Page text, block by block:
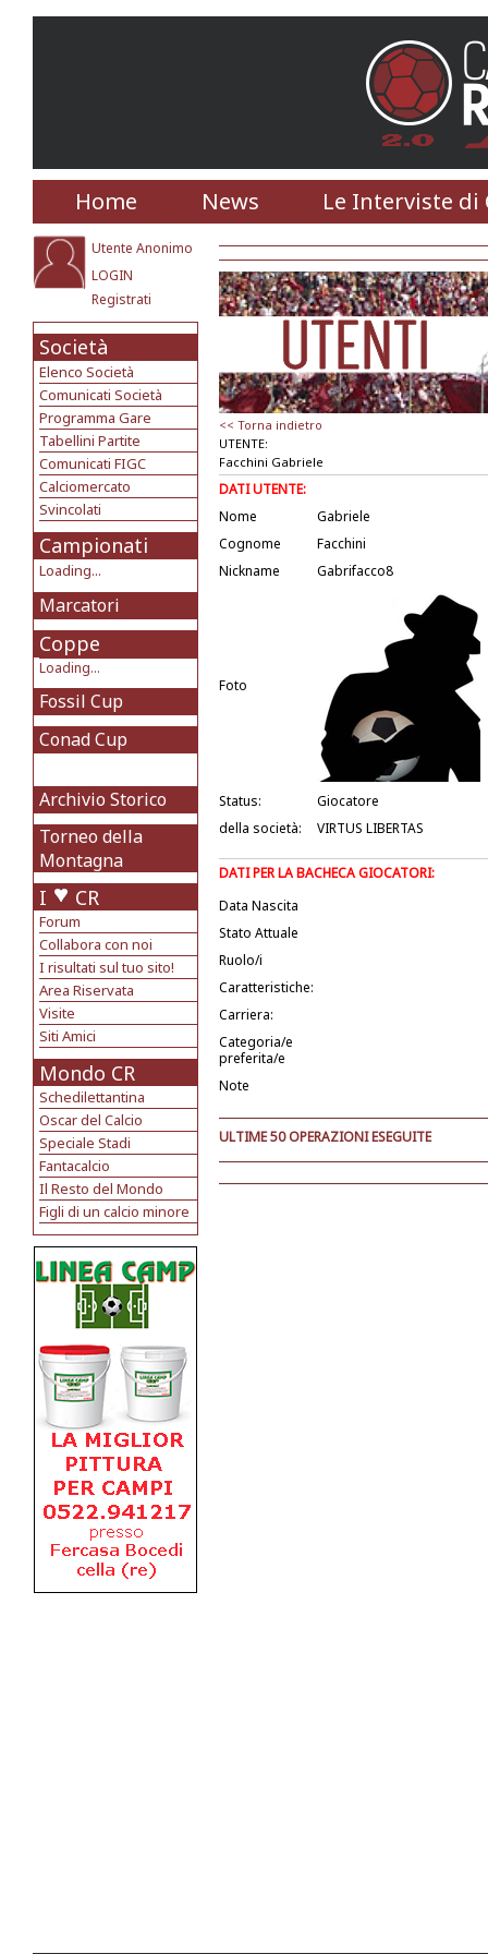
Home News Le Interviste di
Utente Anonimo
LOGIN
Registrati
Società
Elenco Società
Comunicati Società
Programma Gare
Tabellini Partite
Comunicati FIGC
Calciomercato
Svincolati
Campionati
Loading...
Marcatori
Coppe
Loading...
Fossil Cup
Conad Cup
Archivio Storico
Torneo della
Montagna
I CR
Forum
Collabora con noi
I risultati sul tuo sito!
Area Riservata
Visite
Siti Amici
Mondo CR
Schedilettantina
Oscar del Calcio
Speciale Stadi
Fantacalcio
Il Resto del Mondo
Figli di un calcio minore
<< Torna indietro
UTENTE:
Facchini Gabriele
DATI UTENTE:
Nome
Gabriele
Cognome
Facchini
Nickname
Gabrifacco8
Foto
Status:
Giocatore
della società:
VIRTUS LIBERTAS
DATI PER LA BACHECA GIOCATORI:
Data Nascita
Stato Attuale
Ruolo/i
Caratteristiche:
Carriera:
Categoria/e
preferita/e
Note
ULTIME 50 OPERAZIONI ESEGUITE